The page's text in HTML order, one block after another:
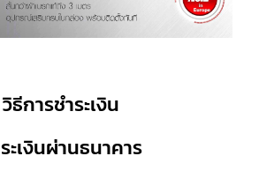
วิธีการชำระเงิน
ะเงินผ่านธนาคาร